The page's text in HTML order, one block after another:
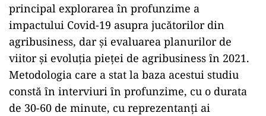
principal explorarea în profunzime a
impactului Covid-19 asupra jucătorilor din
agribusiness, dar și evaluarea planurilor de
viitor şi evoluţia pieţei de agribusiness ȋn 2021.
Metodologia care a stat la baza acestui studiu
constă ȋn interviuri ȋn profunzime, cu o durata
de 30-60 de minute, cu reprezentanţi ai